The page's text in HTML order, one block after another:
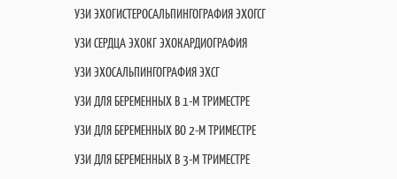
УЗИ ЭХОГИСТЕРОСАЛЬПИНГОГРАФИЯ ЭХОГСГ
УЗИ СЕРДЦА ЭХОКГ ЭХОКАРДИОГРАФИЯ
УЗИ ЭХОСАЛЬПИНГОГРАФИЯ ЭХСГ
УЗИ ДЛЯ БЕРЕМЕННЫХ В 1-М ТРИМЕСТРЕ
УЗИ ДЛЯ БЕРЕМЕННЫХ ВО 2-М ТРИМЕСТРЕ
УЗИ ДЛЯ БЕРЕМЕННЫХ В 3-М ТРИМЕСТРЕ